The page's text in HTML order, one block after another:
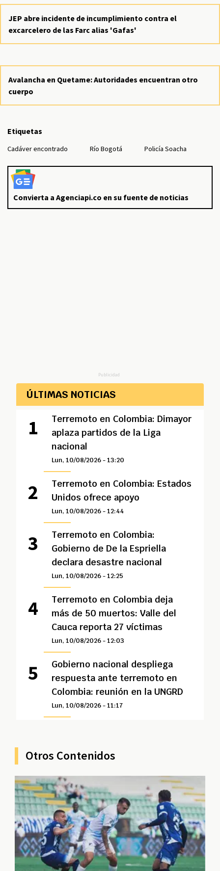
JEP abre incidente de incumplimiento contra el
excarcelero de las Farc alias 'Gafas'
Avalancha en Quetame: Autoridades encuentran otro
cuerpo
Etiquetas
Cadáver encontrado Río Bogotá Policía Soacha
Convierta a Agenciapi.co en su fuente de noticias
Publicidad
ÚLTIMAS NOTICIAS
Terremoto en Colombia: Dimayor
aplaza partidos de la Liga
nacional
Lun, 10/08/2026 - 13:20
Terremoto en Colombia: Estados
Unidos ofrece apoyo
Lun, 10/08/2026 - 12:44
Terremoto en Colombia:
Gobierno de De la Espriella
declara desastre nacional
Lun, 10/08/2026 - 12:25
Terremoto en Colombia deja
más de 50 muertos: Valle del
Cauca reporta 27 víctimas
Lun, 10/08/2026 - 12:03
Gobierno nacional despliega
respuesta ante terremoto en
Colombia: reunión en la UNGRD
Lun, 10/08/2026 - 11:17
Otros Contenidos